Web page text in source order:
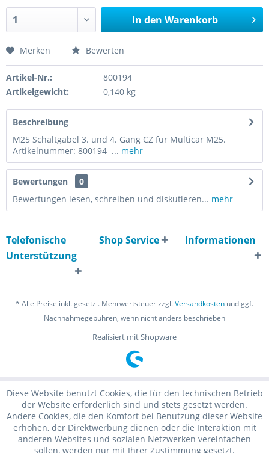
In den Warenkorb
Merken Bewerten
Artikel-Nr.:
800194
Artikelgewicht:
0,140 kg
Beschreibung
M25 Schaltgabel 3. und 4. Gang CZ für Multicar M25.
Artikelnummer: 800194 ... mehr
Bewertungen
0
Bewertungen lesen, schreiben und diskutieren... mehr
Telefonische
Unterstützung
Shop Service Informationen
* Alle Preise inkl. gesetzl. Mehrwertsteuer zzgl.Versandkosten und ggf.
Nachnahmegebühren, wenn nicht anders beschrieben
Realisiert mit Shopware
Diese Website benutzt Cookies, die für den technischen Betrieb
der Website erforderlich sind und stets gesetzt werden.
Andere Cookies, die den Komfort bei Benutzung dieser Website
erhöhen, der Direktwerbung dienen oder die Interaktion mit
anderen Websites und sozialen Netzwerken vereinfachen
sollen, werden nur mit Ihrer Zustimmung gesetzt.